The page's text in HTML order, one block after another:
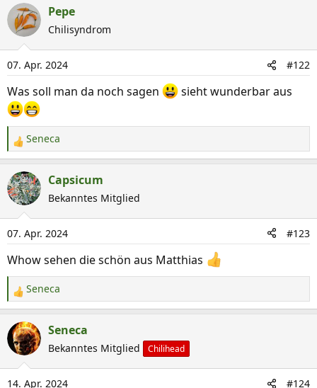
a
k
i
o
n
e
n
Pepe
Chilisyndrom
07. Apr. 2024 #122
Was soll man da noch sagen sieht wunderbar aus
R
e
a
k
i
o
n
:
Seneca
Capsicum
Bekanntes Mitglied
07. Apr. 2024 #123
Whow sehen die schön aus Matthias
R
e
a
k
t
i
Seneca
Seneca
Bekanntes Mitglied Chilihead
14. Apr. 2024 #124